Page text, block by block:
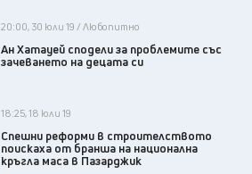
20:00, 30 юли 19 / Любопитно
Ан Хатауей сподели за проблемите със
зачеването на децата си
18:25, 18 юли 19
Спешни реформи в строителството
поискаха от бранша на национална
кръгла маса в Пазарджик